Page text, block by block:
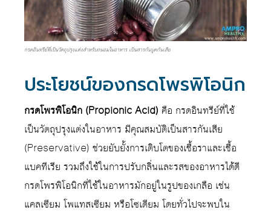
กรดอินทรีย์ที่เป็นวัตถุปรุงแต่งสำหรับถนอมในอาหาร เป็นสารกันบูดกันเสีย
ประโยชน์ของกรดโพรพิโอนิก
กรดโพรพิโอนิก (Propionic Acid) คือ กรดอินทรีย์ที่ใช้
เป็นวัตถุปรุงแต่งในอาหาร มีคุณสมบัติเป็นสารกันเสีย
(Preservative) ช่วยยับยั้งการเติบโตของเชื้อราและเชื้อ
แบคทีเรีย รวมถึงใช้ในการปรับกลิ่นและรสของอาหารได้ดี
กรดโพรพิโอนิกที่ใช้ในอาหารมักอยู่ในรูปของเกลือ เช่น
แคลเซียม โพแทสเซียม หรือโซเดียม โดยทั่วไปจะพบใน